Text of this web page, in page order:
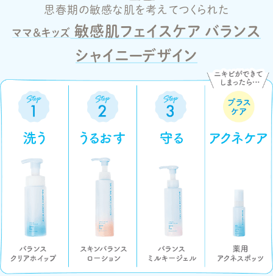
思春期の敏感な肌を考えてつくられた
ママ＆キッズ 敏感肌フェイスケア バランス
シャイニーデザイン